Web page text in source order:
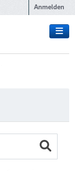
Anmelden